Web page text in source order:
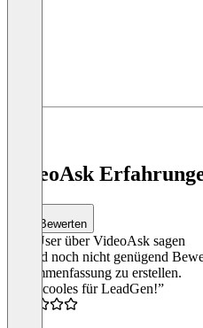
VideoAsk
Bewerten
Was User über VideoAsk sagen
Es sind noch nicht genügend
Zusammenfassung zu erstellen.
“Sehr cooles für LeadGen!”